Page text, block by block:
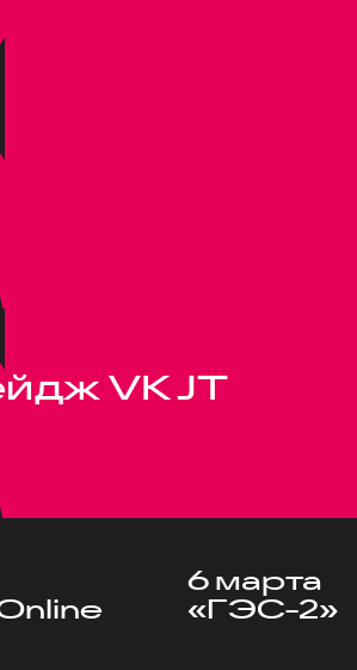
VK JT
6 марта
«ГЭС-2»